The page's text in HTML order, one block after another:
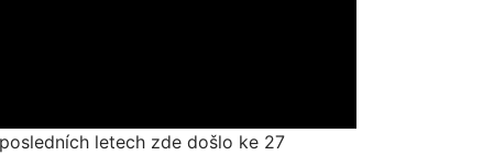
letech zde došlo ke 27